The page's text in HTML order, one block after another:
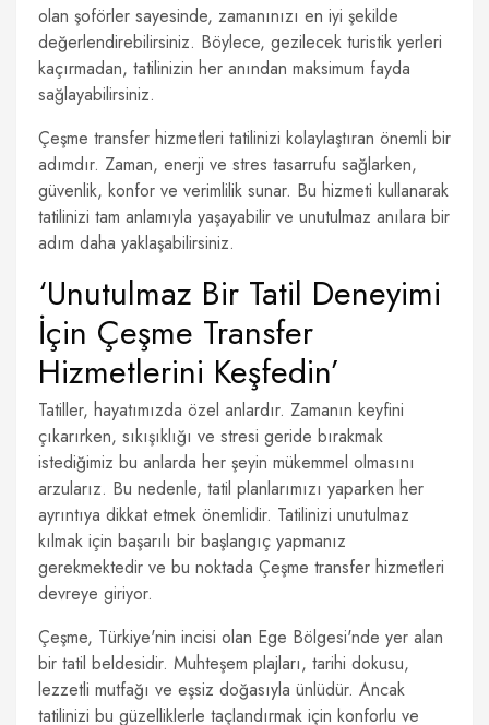
olan şoförler sayesinde, zamanınızı en iyi şekilde
değerlendirebilirsiniz. Böylece, gezilecek turistik yerleri
kaçırmadan, tatilinizin her anından maksimum fayda
sağlayabilirsiniz.
Çeşme transfer hizmetleri tatilinizi kolaylaştıran önemli bir
adımdır. Zaman, enerji ve stres tasarrufu sağlarken,
güvenlik, konfor ve verimlilik sunar. Bu hizmeti kullanarak
tatilinizi tam anlamıyla yaşayabilir ve unutulmaz anılara bir
adım daha yaklaşabilirsiniz.
‘Unutulmaz Bir Tatil Deneyimi
İçin Çeşme Transfer
Hizmetlerini Keşfedin’
Tatiller, hayatımızda özel anlardır. Zamanın keyfini
çıkarırken, sıkışıklığı ve stresi geride bırakmak
istediğimiz bu anlarda her şeyin mükemmel olmasını
arzularız. Bu nedenle, tatil planlarımızı yaparken her
ayrıntıya dikkat etmek önemlidir. Tatilinizi unutulmaz
kılmak için başarılı bir başlangıç yapmanız
gerekmektedir ve bu noktada Çeşme transfer hizmetleri
devreye giriyor.
Çeşme, Türkiye'nin incisi olan Ege Bölgesi'nde yer alan
bir tatil beldesidir. Muhteşem plajları, tarihi dokusu,
lezzetli mutfağı ve eşsiz doğasıyla ünlüdür. Ancak
tatilinizi bu güzelliklerle taçlandırmak için konforlu ve